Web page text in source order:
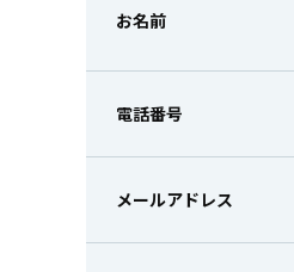
お名前
電話番号
メールアドレス